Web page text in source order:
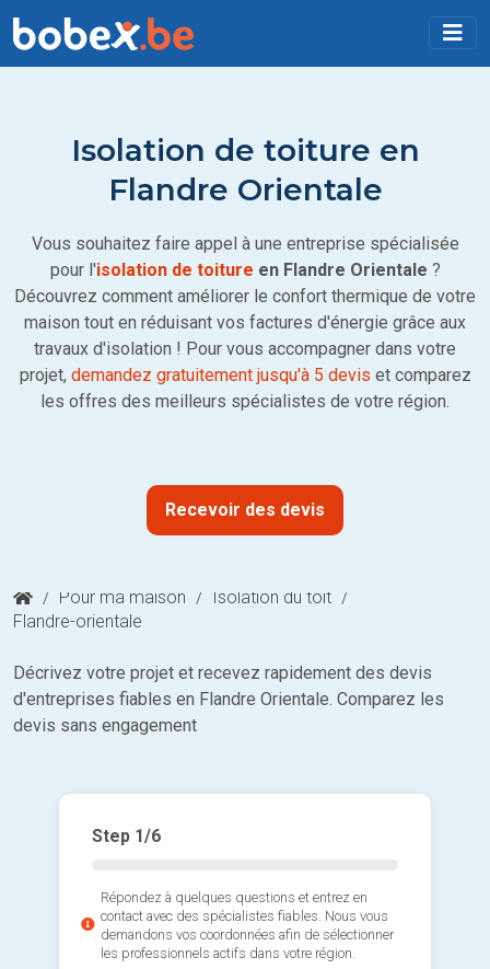
Isolation de toiture en
Flandre Orientale
Vous souhaitez faire appel à une entreprise spécialisée
pour l'isolation de toiture en Flandre Orientale ?
Découvrez comment améliorer le confort thermique de votre
maison tout en réduisant vos factures d'énergie grâce aux
travaux d'isolation ! Pour vous accompagner dans votre
projet, demandez gratuitement jusqu'à 5 devis et comparez
les offres des meilleurs spécialistes de votre région.
Recevoir des devis
/ Pour ma maison / Isolation du toit /
Flandre-orientale
Décrivez votre projet et recevez rapidement des devis
d'entreprises fiables en Flandre Orientale. Comparez les
devis sans engagement
Step 1/6
Répondez à quelques questions et entrez en
contact avec des spécialistes fiables. Nous vous
demandons vos coordonnées afin de sélectionner
les professionnels actifs dans votre région.